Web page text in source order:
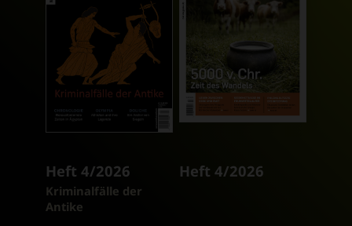
Heft 4/2026
:
Kriminalfälle der
Antike
Heft 4/2026